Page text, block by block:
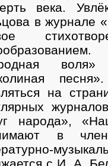
века.
в журнале
на
народа»,
в
с И. А.